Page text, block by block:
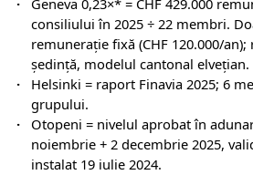
Geneva 0,23×* = CHF 429.000
consiliului în 2025 ÷ 22 membri.
remunerație fixă (CHF 120.000/
ședință, modelul cantonal elvețian.
Helsinki = raport Finavia 2025; 6
grupului.
Otopeni = nivelul aprobat în
noiembrie + 2 decembrie 2025,
instalat 19 iulie 2024.